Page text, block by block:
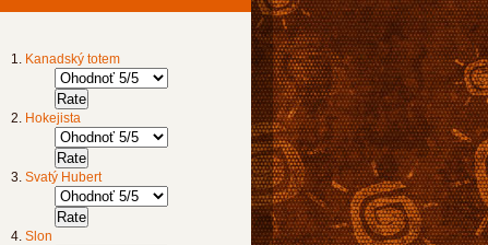
Kanadský totem
Hokejista
Svatý Hubert
Slon